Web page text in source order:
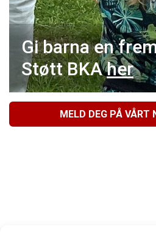
Gi barna en
Støtt BKAher
MELD DEG PÅ VÅRT